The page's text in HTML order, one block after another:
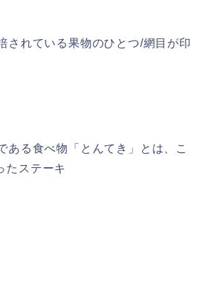
されている果物のひとつ/網目が印
ある食べ物「とんてき」とは、こ
たステーキ